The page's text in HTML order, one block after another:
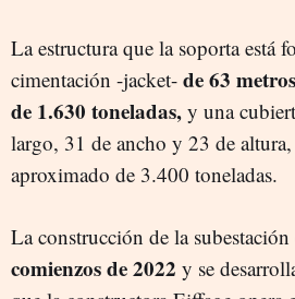
La estructura que la soporta está
cimentación -jacket- de 63
de 1.630 toneladas, y una
largo, 31 de ancho y 23 de
aproximado de 3.400 toneladas.
La construcción de la subestación
comienzos de 2022 y se